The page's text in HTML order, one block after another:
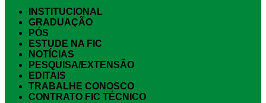
INSTITUCIONAL
GRADUAÇÃO
PÓS
ESTUDE NA FIC
NOTÍCIAS
PESQUISA/EXTENSÃO
EDITAIS
TRABALHE CONOSCO
CONTRATO FIC TÉCNICO